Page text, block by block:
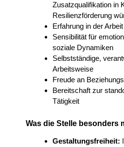
Zusatzqualifikation in
Resilienzförderung
Erfahrung in der
Sensibilität für
soziale Dynamiken
Selbstständige,
Arbeitsweise
Freude an
Bereitschaft zur
Tätigkeit
Was die Stelle besonders
Gestaltungsfreiheit: